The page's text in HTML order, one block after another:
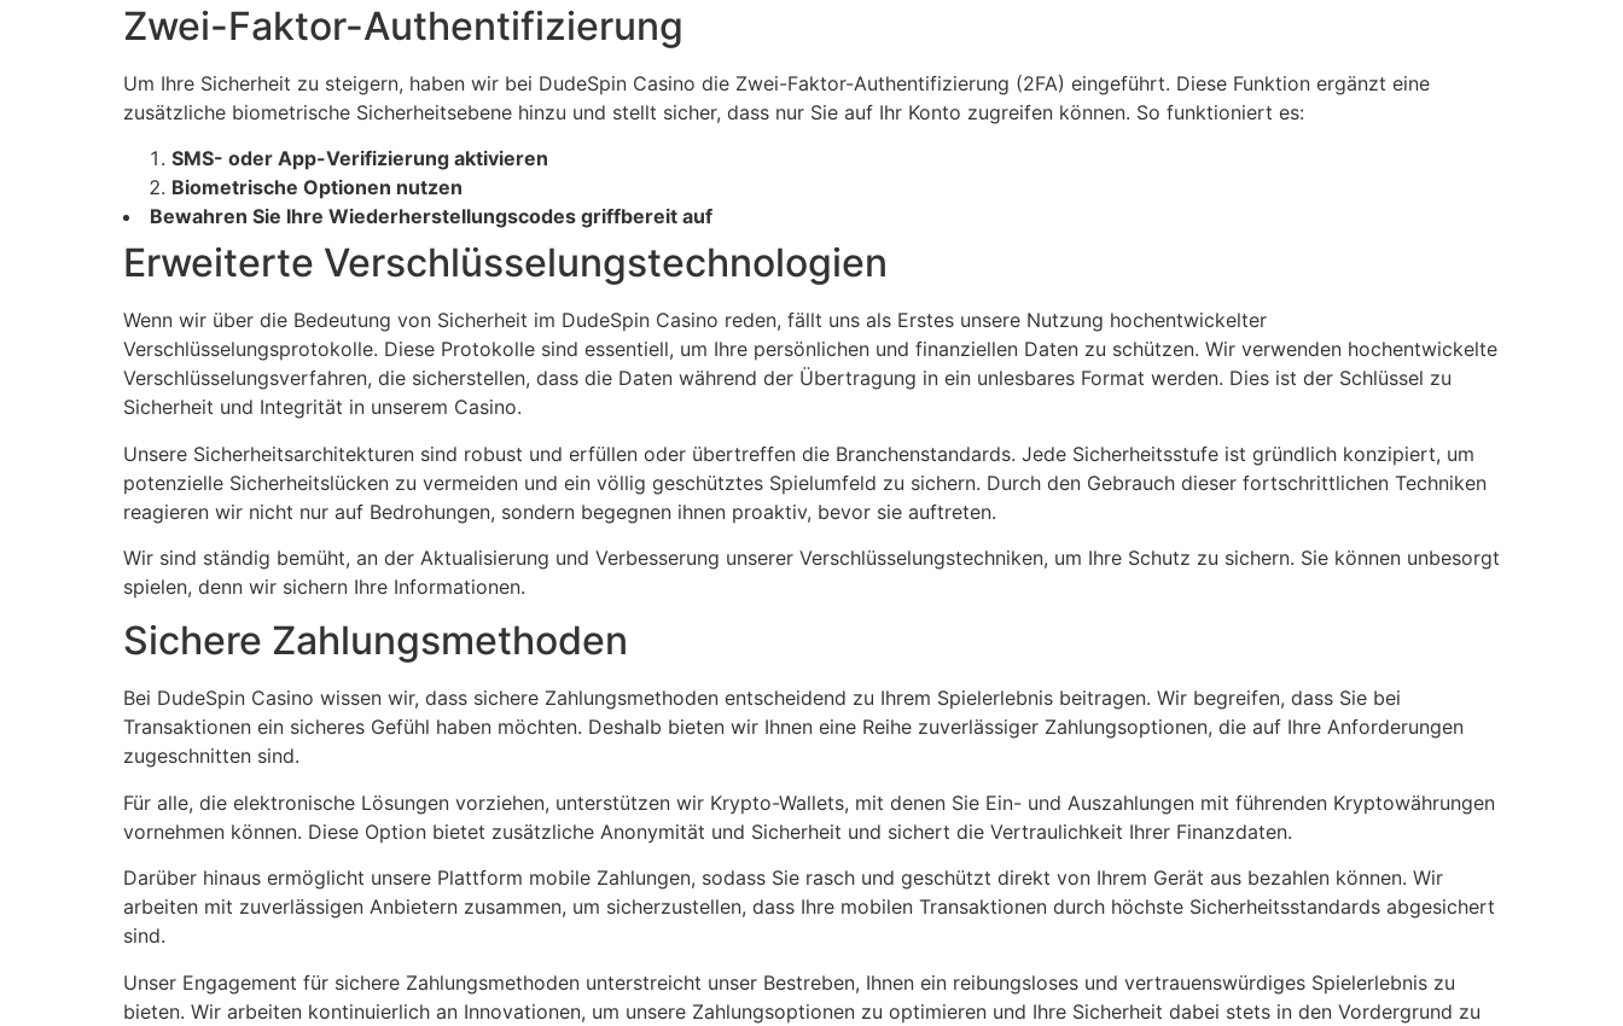
Zwei-Faktor-Authentifizierung
Um Ihre Sicherheit zu steigern, haben wir bei DudeSpin Casino die Zwei-Faktor-Authentifizierung (2FA) eingeführt. Diese Funktion ergänzt eine
zusätzliche biometrische Sicherheitsebene hinzu und stellt sicher, dass nur Sie auf Ihr Konto zugreifen können. So funktioniert es:
SMS- oder App-Verifizierung aktivieren
Biometrische Optionen nutzen
Bewahren Sie Ihre Wiederherstellungscodes griffbereit auf
Erweiterte Verschlüsselungstechnologien
Wenn wir über die Bedeutung von Sicherheit im DudeSpin Casino reden, fällt uns als Erstes unsere Nutzung hochentwickelter
Verschlüsselungsprotokolle. Diese Protokolle sind essentiell, um Ihre persönlichen und finanziellen Daten zu schützen. Wir verwenden hochentwickelte
Verschlüsselungsverfahren, die sicherstellen, dass die Daten während der Übertragung in ein unlesbares Format werden. Dies ist der Schlüssel zu
Sicherheit und Integrität in unserem Casino.
Unsere Sicherheitsarchitekturen sind robust und erfüllen oder übertreffen die Branchenstandards. Jede Sicherheitsstufe ist gründlich konzipiert, um
potenzielle Sicherheitslücken zu vermeiden und ein völlig geschütztes Spielumfeld zu sichern. Durch den Gebrauch dieser fortschrittlichen Techniken
reagieren wir nicht nur auf Bedrohungen, sondern begegnen ihnen proaktiv, bevor sie auftreten.
Wir sind ständig bemüht, an der Aktualisierung und Verbesserung unserer Verschlüsselungstechniken, um Ihre Schutz zu sichern. Sie können unbesorgt
spielen, denn wir sichern Ihre Informationen.
Sichere Zahlungsmethoden
Bei DudeSpin Casino wissen wir, dass sichere Zahlungsmethoden entscheidend zu Ihrem Spielerlebnis beitragen. Wir begreifen, dass Sie bei
Transaktionen ein sicheres Gefühl haben möchten. Deshalb bieten wir Ihnen eine Reihe zuverlässiger Zahlungsoptionen, die auf Ihre Anforderungen
zugeschnitten sind.
Für alle, die elektronische Lösungen vorziehen, unterstützen wir Krypto-Wallets, mit denen Sie Ein- und Auszahlungen mit führenden Kryptowährungen
vornehmen können. Diese Option bietet zusätzliche Anonymität und Sicherheit und sichert die Vertraulichkeit Ihrer Finanzdaten.
Darüber hinaus ermöglicht unsere Plattform mobile Zahlungen, sodass Sie rasch und geschützt direkt von Ihrem Gerät aus bezahlen können. Wir
arbeiten mit zuverlässigen Anbietern zusammen, um sicherzustellen, dass Ihre mobilen Transaktionen durch höchste Sicherheitsstandards abgesichert
sind.
Unser Engagement für sichere Zahlungsmethoden unterstreicht unser Bestreben, Ihnen ein reibungsloses und vertrauenswürdiges Spielerlebnis zu
bieten. Wir arbeiten kontinuierlich an Innovationen, um unsere Zahlungsoptionen zu optimieren und Ihre Sicherheit dabei stets in den Vordergrund zu